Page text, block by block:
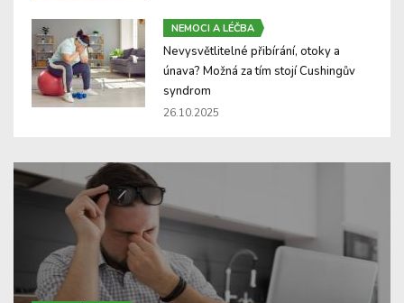
NEMOCI A LÉČBA
Nevysvětlitelné přibírání, otoky a
únava? Možná za tím stojí Cushingův
syndrom
26.10.2025